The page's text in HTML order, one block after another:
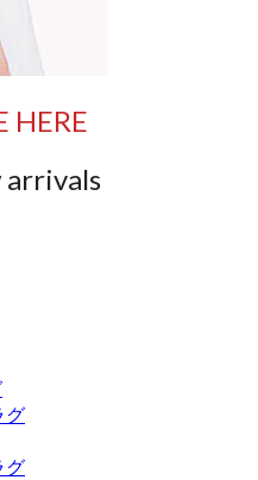
HERE
arrivals
グ
グ